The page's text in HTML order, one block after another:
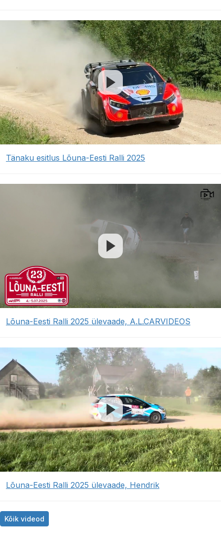
Tänaku esitlus Lõuna-Eesti Ralli 2025
Lõuna-Eesti Ralli 2025 ülevaade, A.L.CARVIDEOS
Lõuna-Eesti Ralli 2025 ülevaade, Hendrik
Kõik videod